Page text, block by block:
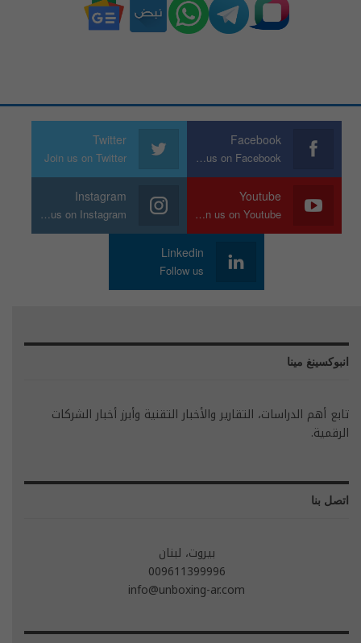
Facebook
Join us on Facebook
Twitter
Join us on Twitter
Youtube
Join us on Youtube
Instagram
Join us on Instagram
Linkedin
Follow us
انبوكسينغ مينا
تابع أهم الدراسات، التقارير والأخبار التقنية وأبرز أخبار الشركات
الرقمية.
اتصل بنا
بيروت، لبنان
009611399996
info@unboxing-ar.com